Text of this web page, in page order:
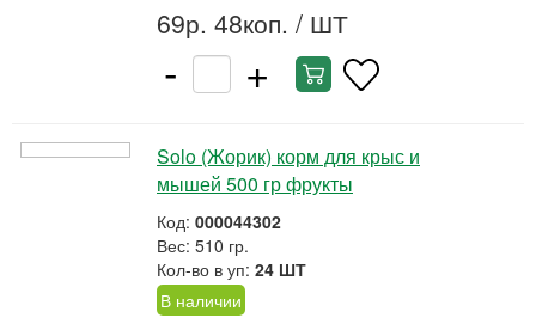
69р. 48коп. / ШТ
- +
Solo (Жорик) корм для крыс и
мышей 500 гр фрукты
Код: 000044302
Вес: 510 гр.
Кол-во в уп: 24 ШТ
В наличии